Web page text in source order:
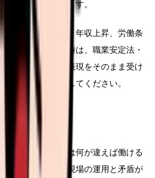
実関係で変わります。
は、内定、採用、年収上昇、労働条
や紹介文を見る時は、職業安定法・
に有利に見える表現をそのまま受け
で具体的に確認してください。
を見る前に「次は何が違えば働ける
字を説明でき、現場の運用と矛盾が